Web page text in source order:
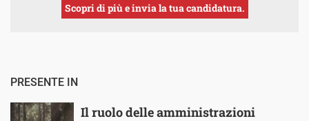
Scopri di più e invia la tua candidatura.
PRESENTE IN
Il ruolo delle amministrazioni